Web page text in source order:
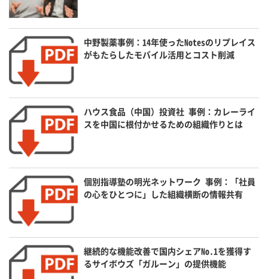
中野製薬事例：14年使ったNotesのリプレイス
がもたらしたモバイル活用とコスト削減
ハウス食品（中国）投資社 事例：カレーライ
スを中国に根付かせるための組織作りとは
個別指導塾の明光ネットワーク 事例：「社員
の心をひとつに」した組織横断の情報共有
継続的な機能改善で国内シェアNo.1を獲得す
るサイボウズ「ガルーン」の提供機能